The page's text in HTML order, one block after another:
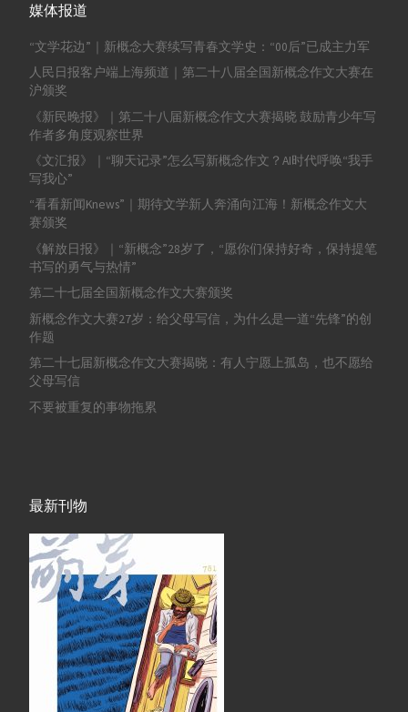
媒体报道
“文学花边”｜新概念大赛续写青春文学史：“00后”已成主力军
人民日报客户端上海频道｜第二十八届全国新概念作文大赛在
沪颁奖
《新民晚报》｜第二十八届新概念作文大赛揭晓 鼓励青少年写
作者多角度观察世界
《文汇报》｜“聊天记录”怎么写新概念作文？AI时代呼唤“我手
写我心”
“看看新闻Knews”｜期待文学新人奔涌向江海！新概念作文大
赛颁奖
《解放日报》｜“新概念”28岁了，“愿你们保持好奇，保持提笔
书写的勇气与热情”
第二十七届全国新概念作文大赛颁奖
新概念作文大赛27岁：给父母写信，为什么是一道“先锋”的创
作题
第二十七届新概念作文大赛揭晓：有人宁愿上孤岛，也不愿给
父母写信
不要被重复的事物拖累
最新刊物